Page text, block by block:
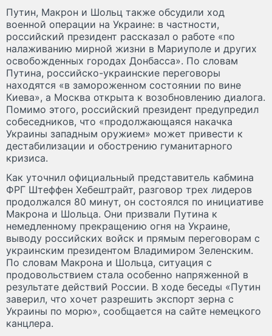
Путин, Макрон и Шольц также обсудили ход
военной операции на Украине: в частности,
российский президент рассказал о работе «по
налаживанию мирной жизни в Мариуполе и других
освобожденных городах Донбасса». По словам
Путина, российско-украинские переговоры
находятся «в замороженном состоянии по вине
Киева», а Москва открыта к возобновлению диалога.
Помимо этого, российский президент предупредил
собеседников, что «продолжающаяся накачка
Украины западным оружием» может привести к
дестабилизации и обострению гуманитарного
кризиса.
Как уточнил официальный представитель кабмина
ФРГ Штеффен Хебештрайт, разговор трех лидеров
продолжался 80 минут, он состоялся по инициативе
Макрона и Шольца. Они призвали Путина к
немедленному прекращению огня на Украине,
выводу российских войск и прямым переговорам с
украинским президентом Владимиром Зеленским.
По словам Макрона и Шольца, ситуация с
продовольствием стала особенно напряженной в
результате действий России. В ходе беседы «Путин
заверил, что хочет разрешить экспорт зерна с
Украины по морю», сообщается на сайте немецкого
канцлера.